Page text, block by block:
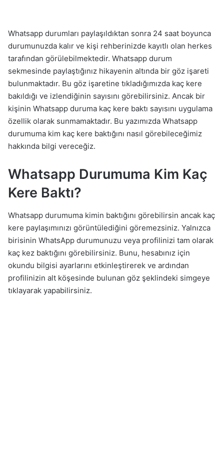
Whatsapp durumları paylaşıldıktan sonra 24 saat boyunca
durumunuzda kalır ve kişi rehberinizde kayıtlı olan herkes
tarafından görülebilmektedir. Whatsapp durum
sekmesinde paylaştığınız hikayenin altında bir göz işareti
bulunmaktadır. Bu göz işaretine tıkladığımızda kaç kere
bakıldığı ve izlendiğinin sayısını görebilirsiniz. Ancak bir
kişinin Whatsapp duruma kaç kere baktı sayısını uygulama
özellik olarak sunmamaktadır. Bu yazımızda Whatsapp
durumuma kim kaç kere baktığını nasıl görebileceğimiz
hakkında bilgi vereceğiz.
Whatsapp Durumuma Kim Kaç
Kere Baktı?
Whatsapp durumuma kimin baktığını görebilirsin ancak kaç
kere paylaşımınızı görüntülediğini göremezsiniz. Yalnızca
birisinin WhatsApp durumunuzu veya profilinizi tam olarak
kaç kez baktığını görebilirsiniz. Bunu, hesabınız için
okundu bilgisi ayarlarını etkinleştirerek ve ardından
profilinizin alt köşesinde bulunan göz şeklindeki simgeye
tıklayarak yapabilirsiniz.